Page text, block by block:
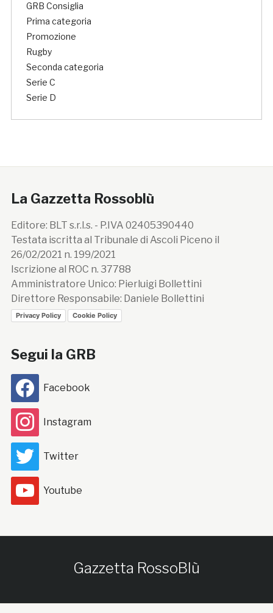
GRB Consiglia
Prima categoria
Promozione
Rugby
Seconda categoria
Serie C
Serie D
La Gazzetta Rossoblù
Editore: BLT s.r.l.s. - P.IVA 02405390440
Testata iscritta al Tribunale di Ascoli Piceno il
26/02/2021 n. 199/2021
Iscrizione al ROC n. 37788
Amministratore Unico: Pierluigi Bollettini
Direttore Responsabile: Daniele Bollettini
Privacy Policy Cookie Policy
Segui la GRB
Facebook
Instagram
Twitter
Youtube
Gazzetta RossoBlù